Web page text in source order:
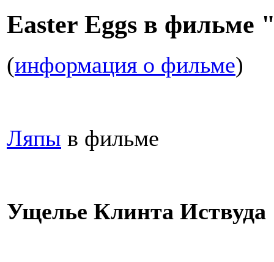
Easter Eggs в фильме
(информация о фильме)
Ляпы в фильме
Ущелье Клинта Иствуда